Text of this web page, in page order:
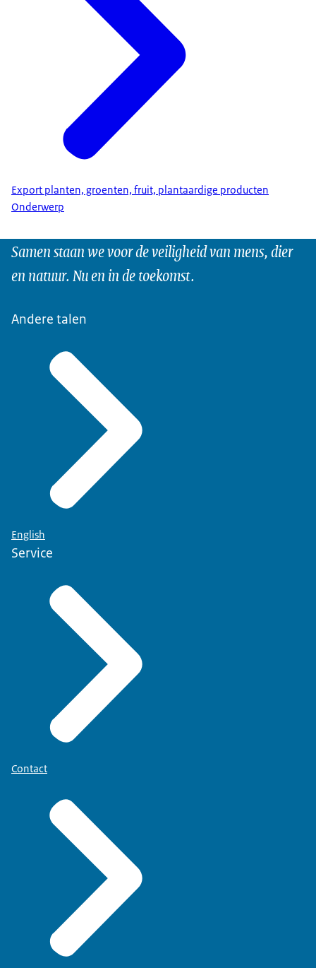
Export planten, groenten, fruit, plantaardige producten
Onderwerp
Samen staan we voor de veiligheid van mens, dier
en natuur. Nu en in de toekomst.
Andere talen
English
Service
Contact